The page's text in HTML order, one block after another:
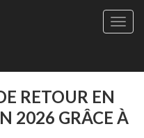
Site
-
Le
RETOUR EN
2026 GRÂCE À